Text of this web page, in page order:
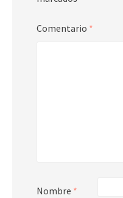
Comentario *
Nombre *